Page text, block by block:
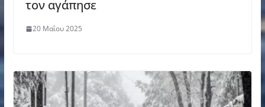
τον αγάπησε
20 Μαΐου 2025